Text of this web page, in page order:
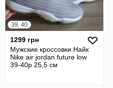
39, 40
1299 грн
Мужские кроссовки Найк
Nike air jordan future low
39-40р 25,5 см